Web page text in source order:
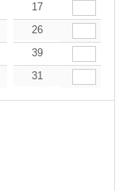
21.28
17
21.28
26
22.91
39
22.91
31